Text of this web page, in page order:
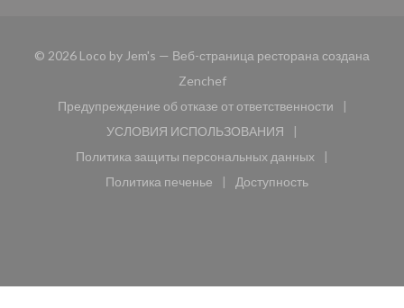
© 2026 Loco by Jem's — Веб-страница ресторана создана
Zenchef((открывается в новом окне))
Предупреждение об отказе от ответственности
((открывается в новом окне))
УСЛОВИЯ ИСПОЛЬЗОВАНИЯ
((открывается в новом окне))
Политика защиты персональных данных
((открывается в новом окне))
Политика печенье
((открывается в новом окне))
Доступность